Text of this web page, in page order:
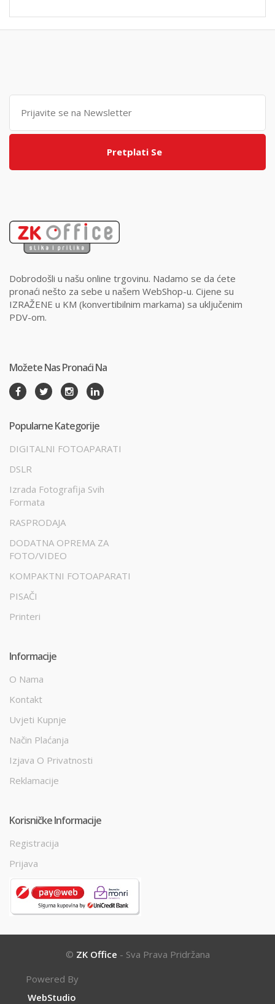
Pretplati Se
Dobrodošli u našu online trgovinu. Nadamo se da ćete
pronaći nešto za sebe u našem WebShop-u. Cijene su
IZRAŽENE u KM (konvertibilnim markama) sa uključenim
PDV-om.
Možete Nas Pronaći Na
Popularne Kategorije
DIGITALNI FOTOAPARATI
DSLR
Izrada Fotografija Svih
Formata
RASPRODAJA
DODATNA OPREMA ZA
FOTO/VIDEO
KOMPAKTNI FOTOAPARATI
PISAČI
Printeri
Informacije
O Nama
Kontakt
Uvjeti Kupnje
Način Plaćanja
Izjava O Privatnosti
Reklamacije
Korisničke Informacije
Registracija
Prijava
© ZK Office - Sva Prava Pridržana
Powered By
WebStudio